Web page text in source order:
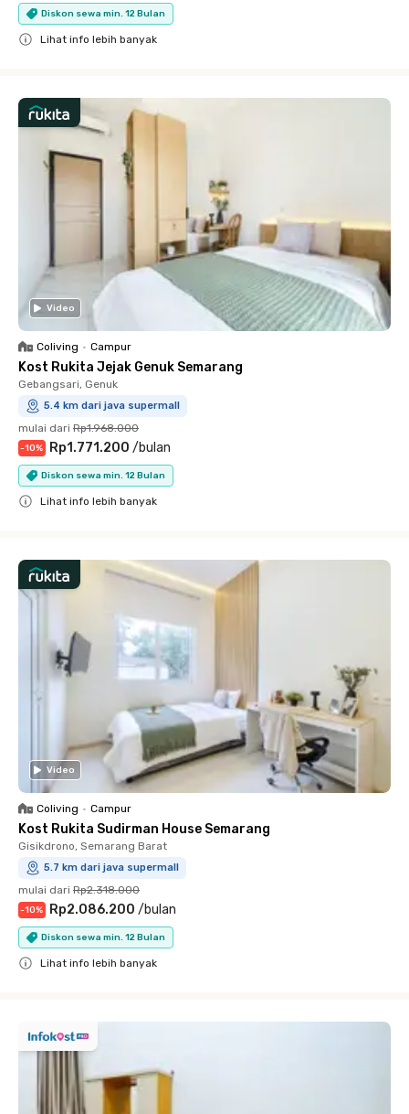
Diskon sewa min. 12 Bulan
Lihat info lebih banyak
Video
Coliving • Campur
Kost Rukita Jejak Genuk Semarang
Gebangsari, Genuk
5.4 km dari java supermall
mulai dari Rp1.968.000
-10% Rp1.771.200 /bulan
Diskon sewa min. 12 Bulan
Lihat info lebih banyak
Video
Coliving • Campur
Kost Rukita Sudirman House Semarang
Gisikdrono, Semarang Barat
5.7 km dari java supermall
mulai dari Rp2.318.000
-10% Rp2.086.200 /bulan
Diskon sewa min. 12 Bulan
Lihat info lebih banyak